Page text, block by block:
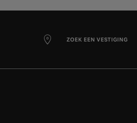
ZOEK EEN VESTIGING